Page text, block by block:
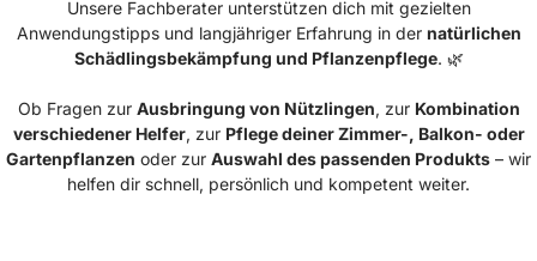
Unsere Fachberater unterstützen dich mit gezielten
Anwendungstipps und langjähriger Erfahrung in der natürlichen
Schädlingsbekämpfung und Pflanzenpflege. 🌿
Ob Fragen zur Ausbringung von Nützlingen, zur Kombination
verschiedener Helfer, zur Pflege deiner Zimmer-, Balkon- oder
Gartenpflanzen oder zur Auswahl des passenden Produkts – wir
helfen dir schnell, persönlich und kompetent weiter.